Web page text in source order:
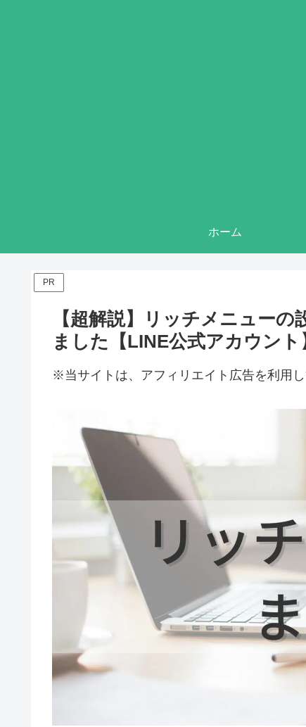
ホーム
PR
【超解説】リッチメニュー
ました【LINE公式アカウント
※当サイトは、アフィリエイト広告を利用